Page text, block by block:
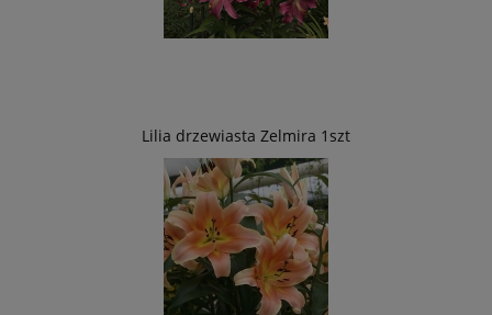
Lilia drzewiasta Zelmira 1szt